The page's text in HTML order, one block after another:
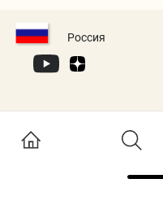
Россия